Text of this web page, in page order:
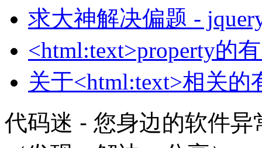
求大神解决偏题 -
<html:text>property的
关于<html:text>相关的
代码迷 - 您身边的软件